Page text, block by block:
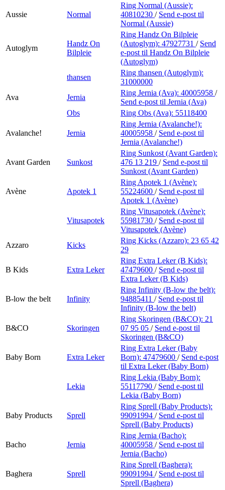
Aussie Normal
Ring Normal (Aussie):
40810230 / Send e-post til
Normal (Aussie)
Autoglym
Handz On
Bilpleie
Ring Handz On Bilpleie
(Autoglym): 47927731 / Send
e-post til Handz On Bilpleie
(Autoglym)
thansen
Ring thansen (Autoglym):
31000000
Ava
Jernia
Ring Jernia (Ava): 40005958 /
Send e-post til Jernia (Ava)
Obs
Ring Obs (Ava): 55118400
Avalanche! Jernia
Ring Jernia (Avalanche!):
40005958 / Send e-post til
Jernia (Avalanche!)
Avant Garden Sunkost
Ring Sunkost (Avant Garden):
476 13 219 / Send e-post til
Sunkost (Avant Garden)
Avène Apotek 1
Ring Apotek 1 (Avène):
55224600 / Send e-post til
Apotek 1 (Avène)
Vitusapotek
Ring Vitusapotek (Avène):
55981730 / Send e-post til
Vitusapotek (Avène)
Azzaro
Kicks
Ring Kicks (Azzaro): 23 65 42
29
B Kids Extra Leker
Ring Extra Leker (B Kids):
47479600 / Send e-post til
Extra Leker (B Kids)
B-low the belt Infinity
Ring Infinity (B-low the belt):
94885411 / Send e-post til
Infinity (B-low the belt)
B&CO Skoringen
Ring Skoringen (B&CO): 21
07 95 05 / Send e-post til
Skoringen (B&CO)
Baby Born Extra Leker
Ring Extra Leker (Baby
Born): 47479600 / Send e-post
til Extra Leker (Baby Born)
Lekia
Ring Lekia (Baby Born):
55117790 / Send e-post til
Lekia (Baby Born)
Baby Products Sprell
Ring Sprell (Baby Products):
99091994 / Send e-post til
Sprell (Baby Products)
Bacho Jernia
Ring Jernia (Bacho):
40005958 / Send e-post til
Jernia (Bacho)
Baghera Sprell
Ring Sprell (Baghera):
99091994 / Send e-post til
Sprell (Baghera)